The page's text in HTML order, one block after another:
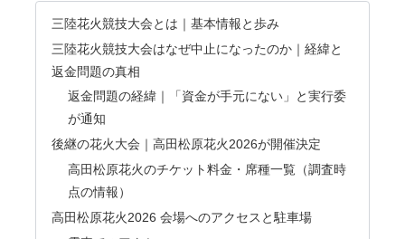
三陸花火競技大会とは｜基本情報と歩み
三陸花火競技大会はなぜ中止になったのか｜経緯と
返金問題の真相
返金問題の経緯｜「資金が手元にない」と実行委
が通知
後継の花火大会｜高田松原花火2026が開催決定
高田松原花火のチケット料金・席種一覧（調査時
点の情報）
高田松原花火2026 会場へのアクセスと駐車場